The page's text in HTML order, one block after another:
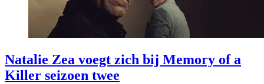
Natalie Zea voegt zich bij Memory of a
Killer seizoen twee